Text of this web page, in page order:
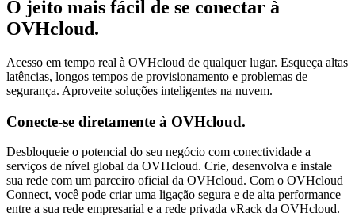
O jeito mais fácil de se conectar à
OVHcloud.
Acesso em tempo real à OVHcloud de qualquer lugar. Esqueça altas
latências, longos tempos de provisionamento e problemas de
segurança. Aproveite soluções inteligentes na nuvem.
Conecte-se diretamente à OVHcloud.
Desbloqueie o potencial do seu negócio com conectividade a
serviços de nível global da OVHcloud. Crie, desenvolva e instale
sua rede com um parceiro oficial da OVHcloud. Com o OVHcloud
Connect, você pode criar uma ligação segura e de alta performance
entre a sua rede empresarial e a rede privada vRack da OVHcloud.